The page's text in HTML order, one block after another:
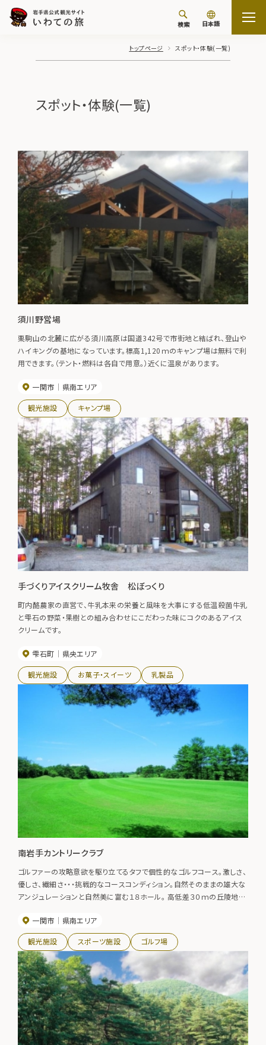
検索 日本語
トップページ スポット・体験(一覧)
スポット・体験(一覧)
須川野営場
栗駒山の北麓に広がる須川高原は国道342号で市街地と結ばれ、登山や
ハイキングの基地になっています。標高1,120ｍのキャンプ場は無料で利
用できます。（テント・燃料は各自で用意。）近くに温泉があります。
一関市 県南エリア
観光施設 キャンプ場
手づくりアイスクリーム牧舎 松ぼっくり
町内酪農家の直営で、牛乳本来の栄養と風味を大事にする低温殺菌牛乳
と雫石の野菜・果樹との組み合わせにこだわった味にコクのあるアイス
クリームです。
雫石町 県央エリア
観光施設 お菓子・スイーツ 乳製品
南岩手カントリークラブ
ゴルファーの攻略意欲を駆り立てるタフで個性的なゴルフコース。激しさ、
優しさ、繊細さ・・・挑戦的なコースコンディション。自然そのままの雄大な
アンジュレーションと自然美に富む１８ホール。 高低差３０ｍの丘陵地に
す。 一関市 県南エリア
観光施設 スポーツ施設 ゴルフ場